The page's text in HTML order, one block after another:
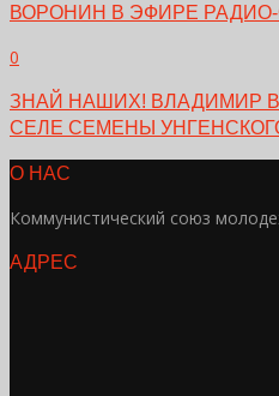
ВОРОНИН В ЭФИРЕ
0
ЗНАЙ НАШИХ! ВЛАДИМИР
СЕЛЕ СЕМЕНЫ
О НАС
Коммунистический союз
АДРЕС